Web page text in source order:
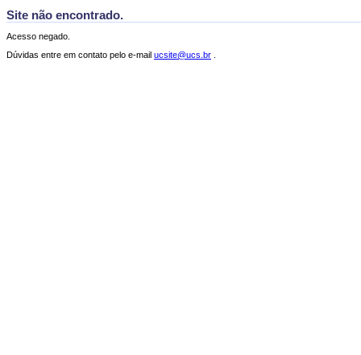
Site não encontrado.
Acesso negado.
Dúvidas entre em contato pelo e-mail ucsite@ucs.br